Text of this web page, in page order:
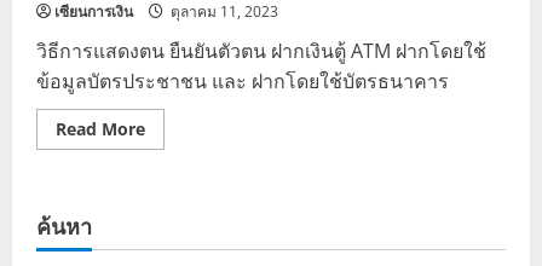
เซียนการเงิน ตุลาคม 11, 2023
วิธีการแสดงตน ยืนยันตัวตน ฝากเงินตู้ ATM ฝากโดยใช้
ข้อมูลบัตรประชาชน และ ฝากโดยใช้บัตรธนาคาร
Read MoreRead
more
ตัว
ค้นหา